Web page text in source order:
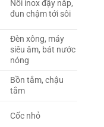
Nồi inox đậy nắp,
đun chậm tới sôi
Đèn xông, máy
siêu âm, bát nước
nóng
Bồn tắm, chậu
tắm
Cốc nhỏ